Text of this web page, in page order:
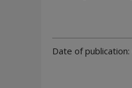
Date of publication: